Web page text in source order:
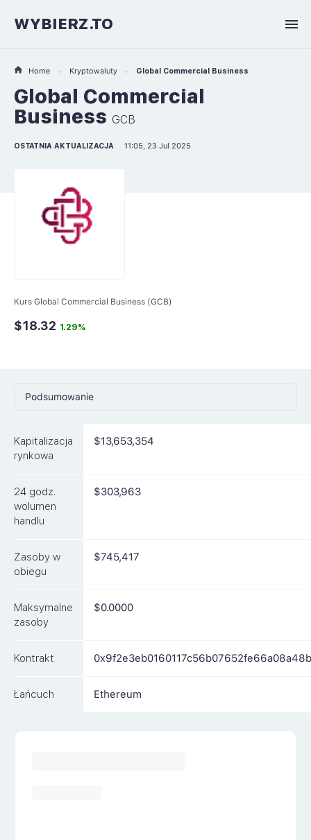
WYBIERZ.TO
Home Kryptowaluty Global Commercial Business
Global Commercial
Business GCB
OSTATNIA AKTUALIZACJA 11:05, 23 Jul 2025
Kurs Global Commercial Business (GCB)
$18.32 1.29%
Podsumowanie
Rynki
FAQ
Kapitalizacja
rynkowa
$13,653,354
24 godz.
wolumen
handlu
$303,963
Zasoby w
obiegu
$745,417
Maksymalne
zasoby
$0.0000
Kontrakt
Łańcuch Ethereum